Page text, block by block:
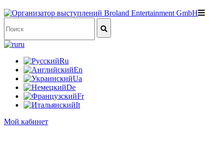
ru
Ru
En
Ua
De
Fr
It
Мой кабинет